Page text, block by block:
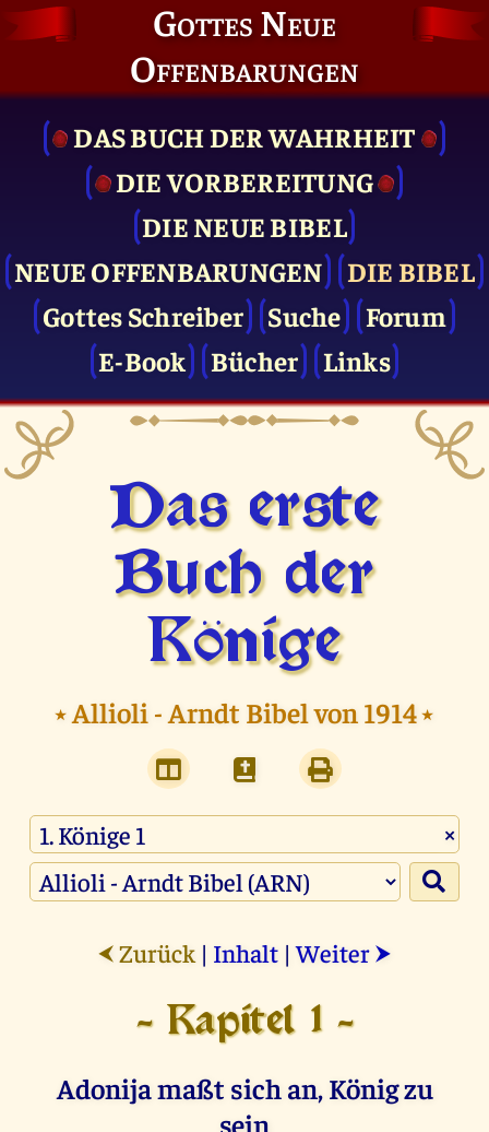
Gottes Neue
Offenbarungen
DAS BUCH DER WAHRHEIT
DIE VOR­BEREITUNG
DIE NEUE BIBEL
NEUE OFFENBARUNGEN
DIE BIBEL
Gottes Schreiber
Suche
Forum
E-Book
Bücher Links
Das erste
Buch der
Könige
⭑Allioli - Arndt Bibel von 1914⭑
×
⮜ Zurück | Inhalt |Weiter ⮞
- Kapitel 1 -
Adonija maßt sich an, König zu
sein